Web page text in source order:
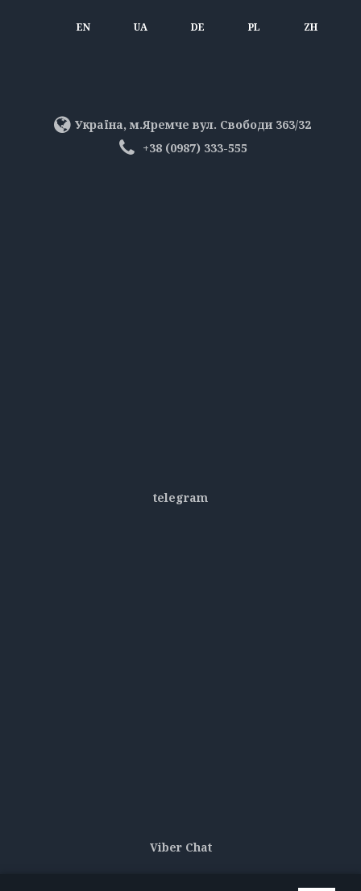
EN UA DE PL ZH
Україна, м.Яремче вул. Свободи 363/32
+38 (0987) 333-555
telegram
Viber Chat